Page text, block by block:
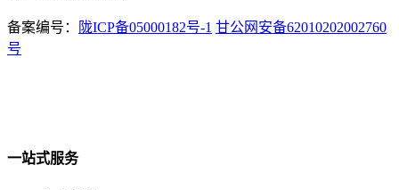
备案编号： 陇ICP备05000182号-1 甘公网安备62010202002760
号
一站式服务